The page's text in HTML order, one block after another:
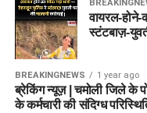
वायरल-
स्टंटबाज़-
BREAKINGNEWS 1 year ago
ब्रेकिंग न्यूज़ | चमोली जिले के
के कर्मचारी की संदिग्ध